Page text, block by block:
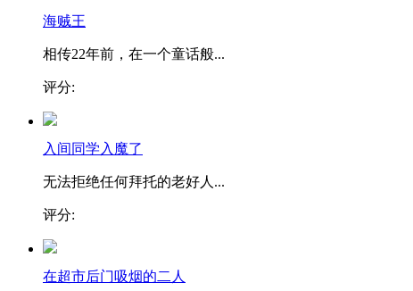
海贼王
相传22年前，在一个童话般...
评分:
入间同学入魔了
无法拒绝任何拜托的老好人...
评分:
在超市后门吸烟的二人